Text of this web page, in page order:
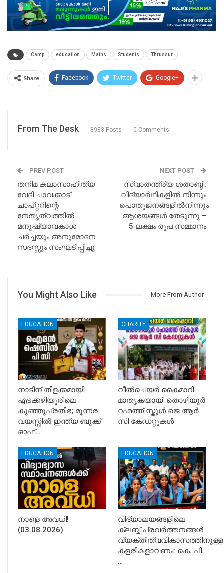
Camp education Maths Students Thrussur
Share Facebook Twitter Google+
From The Desk 8983 Posts 0 Comments
PREV POST
തനിമ കലാസാഹിത്യ
വേദി ചാവക്കാട്
ചാപ്റ്ററിന്റെ
നേതൃത്വത്തിൽ
മനുഷ്യാവകാശ
ചർച്ചയും അനുമോദന
സദസ്സും സംഘടിപ്പിച്ചു
NEXT POST
സ്വാതന്ത്ര്യ ശതാബ്ദി:
വിദ്യാര്‍ഥികളില്‍ നിന്നും
പൊതുജനങ്ങളില്‍നിന്നും
ആശയങ്ങള്‍ തേടുന്നു –
5 ലക്ഷം രൂപ സമ്മാനം
You Might Also Like More From Author
EDUCATION
നാടിന് തിളക്കമായി
എടക്കഴിയൂരിലെ
കുഞ്ഞുപ്രതിഭ; മൂന്നര
വയസ്സിൽ ഇന്ത്യ ബുക്ക്
ഓഫ്…
CHARITY
വീൽചെയർ കൈമാറി
മാതൃകയായി തൊഴിയൂർ
റഹ്മത്ത് സ്കൂൾ ജെ ആർ
സി കേഡറ്റുകൾ
EDUCATION
നാളെ അവധി!
(03.08.2026)
EDUCATION
വിദ്യാലയങ്ങളിലെ
ക്ലബ്ബ് പ്രവർത്തനങ്ങൾ
വ്യക്തിത്വവികാസത്തിനുള്ള
കളരികളാവണം: കെ. പി.
…